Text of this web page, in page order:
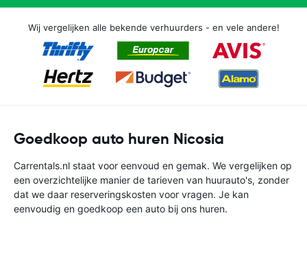
Wij vergelijken alle bekende verhuurders - en vele andere!
Goedkoop auto huren Nicosia
Carrentals.nl staat voor eenvoud en gemak. We vergelijken op
een overzichtelijke manier de tarieven van huurauto's, zonder
dat we daar reserveringskosten voor vragen. Je kan
eenvoudig en goedkoop een auto bij ons huren.